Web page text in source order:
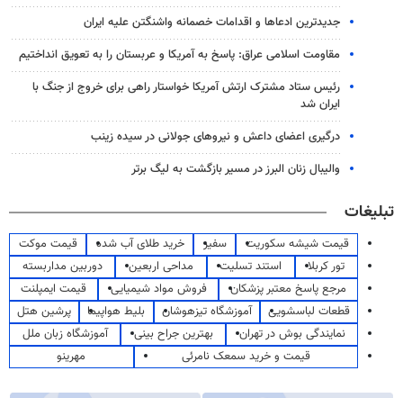
جدیدترین ادعاها و اقدامات خصمانه واشنگتن علیه ایران
مقاومت اسلامی عراق: پاسخ به آمریکا و عربستان را به تعویق انداختیم
رئیس ستاد مشترک ارتش آمریکا خواستار راهی برای خروج از جنگ با
ایران شد
درگیری اعضای داعش و نیروهای جولانی در سیده زینب
والیبال زنان البرز در مسیر بازگشت به لیگ برتر
تبلیغات
قیمت شیشه سکوریت سفیر خرید طلای آب شده
قیمت موکت
تور کربلا
استند تسلیت مداحی اربعین
دوربین مداربسته
مرجع پاسخ معتبر پزشکان
فروش مواد شیمیایی
قیمت ایمپلنت
قطعات لباسشویی
آموزشگاه تیزهوشان بلیط هواپیما
پرشین هتل
نمایندگی بوش در تهران
بهترین جراح بینی
آموزشگاه زبان ملل
قیمت و خرید سمعک نامرئی
مهرینو